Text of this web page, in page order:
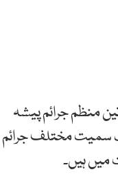
منظم جرائم پیشہ
اسمگلنگ سمیت مختلف جرائم